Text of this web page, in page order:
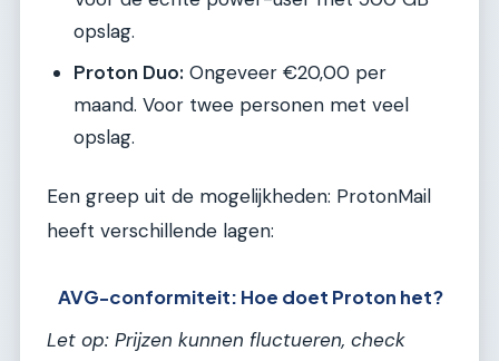
opslag.
Proton Duo: Ongeveer €20,00 per
maand. Voor twee personen met veel
opslag.
Een greep uit de mogelijkheden: ProtonMail
heeft verschillende lagen:
AVG-conformiteit: Hoe doet Proton het?
Let op: Prijzen kunnen fluctueren, check